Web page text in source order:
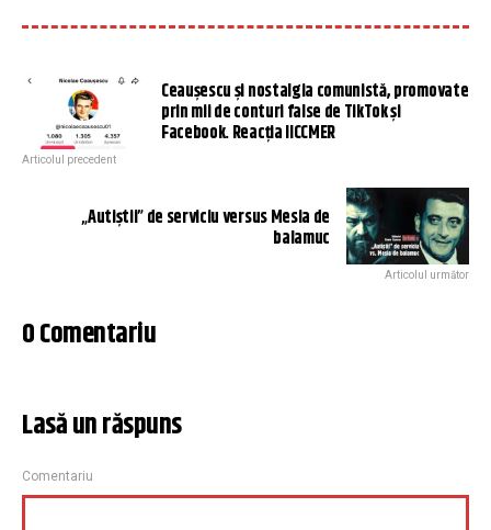
Ceaușescu și nostalgia comunistă, promovate
prin mii de conturi false de TikTok și
Facebook. Reacția IICCMER
Articolul precedent
„Autiștii” de serviciu versus Mesia de
balamuc
Articolul următor
0 Comentariu
Lasă un răspuns
Comentariu